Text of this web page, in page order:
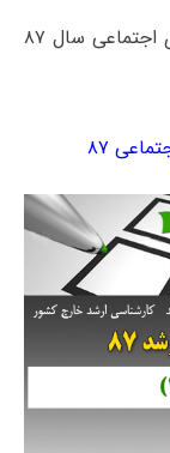
لینک دانلود سوالات کارشناسی ارشد مددکاری اجتماعی سال ۸۷
۸۷